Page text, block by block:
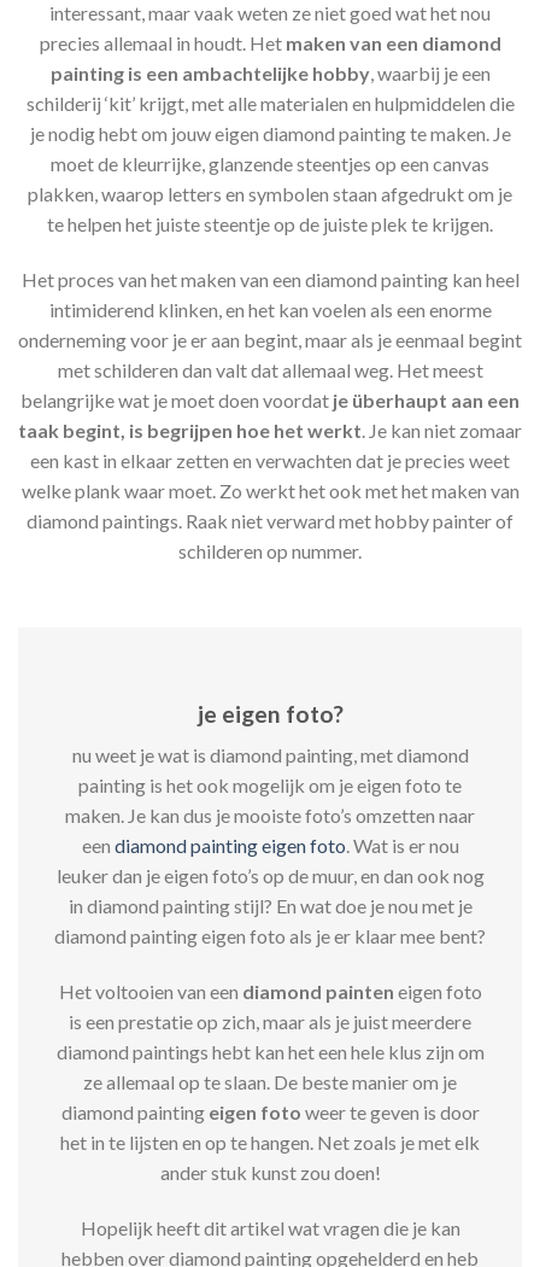
interessant, maar vaak weten ze niet goed wat het nou
precies allemaal in houdt. Het maken van een diamond
painting is een ambachtelijke hobby, waarbij je een
schilderij ‘kit’ krijgt, met alle materialen en hulpmiddelen die
je nodig hebt om jouw eigen diamond painting te maken. Je
moet de kleurrijke, glanzende steentjes op een canvas
plakken, waarop letters en symbolen staan afgedrukt om je
te helpen het juiste steentje op de juiste plek te krijgen.
Het proces van het maken van een diamond painting kan heel
intimiderend klinken, en het kan voelen als een enorme
onderneming voor je er aan begint, maar als je eenmaal begint
met schilderen dan valt dat allemaal weg. Het meest
belangrijke wat je moet doen voordat je überhaupt aan een
taak begint, is begrijpen hoe het werkt. Je kan niet zomaar
een kast in elkaar zetten en verwachten dat je precies weet
welke plank waar moet. Zo werkt het ook met het maken van
diamond paintings. Raak niet verward met hobby painter of
schilderen op nummer.
je eigen foto?
nu weet je wat is diamond painting, met diamond
painting is het ook mogelijk om je eigen foto te
maken. Je kan dus je mooiste foto’s omzetten naar
een diamond painting eigen foto. Wat is er nou
leuker dan je eigen foto’s op de muur, en dan ook nog
in diamond painting stijl? En wat doe je nou met je
diamond painting eigen foto als je er klaar mee bent?
Het voltooien van een diamond painten eigen foto
is een prestatie op zich, maar als je juist meerdere
diamond paintings hebt kan het een hele klus zijn om
ze allemaal op te slaan. De beste manier om je
diamond painting eigen foto weer te geven is door
het in te lijsten en op te hangen. Net zoals je met elk
ander stuk kunst zou doen!
Hopelijk heeft dit artikel wat vragen die je kan
hebben over diamond painting opgehelderd en heb